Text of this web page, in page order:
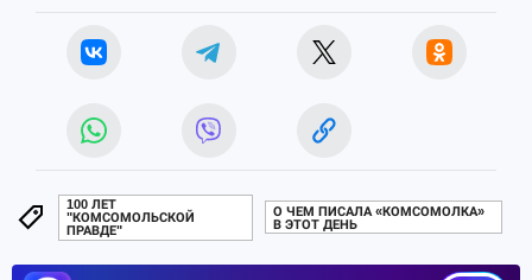
100 ЛЕТ
"КОМСОМОЛЬСКОЙ
ПРАВДЕ"
О ЧЕМ ПИСАЛА «КОМСОМОЛКА»
В ЭТОТ ДЕНЬ